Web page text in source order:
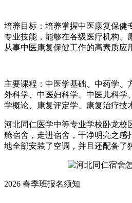
培养目标：培养掌握中医康复保健
专业技能，能够在各级医疗机构、
从事中医康复保健工作的高素质应
主要课程：中医学基础、中药学、
外科学、中医妇科学、中医儿科学
学概论、康复评定学、康复治疗技
河北同仁医学中等专业学校卧龙校
舱宿舍，走进宿舍，干净明亮之感
地全部安装了空调，并且还配备了
2026 春季班报名须知